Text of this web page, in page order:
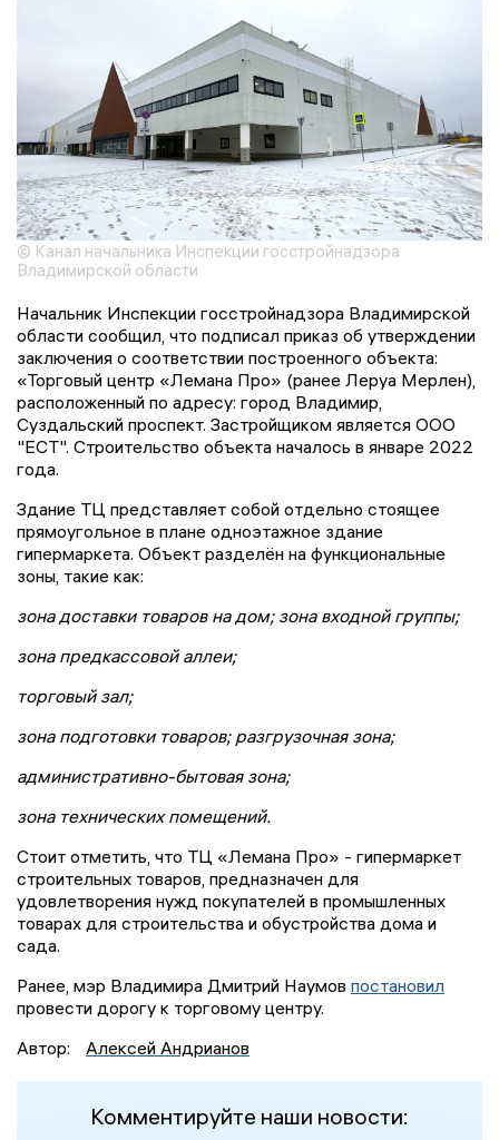
© Канал начальника Инспекции госстройнадзора
Владимирской области
Начальник Инспекции госстройнадзора Владимирской
области сообщил, что подписал приказ об утверждении
заключения о соответствии построенного объекта:
«Торговый центр «Лемана Про» (ранее Леруа Мерлен),
расположенный по адресу: город Владимир,
Суздальский проспект. Застройщиком является ООО
"ЕСТ". Строительство объекта началось в январе 2022
года.
Здание ТЦ представляет собой отдельно стоящее
прямоугольное в плане одноэтажное здание
гипермаркета. Объект разделён на функциональные
зоны, такие как:
зона доставки товаров на дом; зона входной группы;
зона предкассовой аллеи;
торговый зал;
зона подготовки товаров; разгрузочная зона;
административно-бытовая зона;
зона технических помещений.
Стоит отметить, что ТЦ «Лемана Про» - гипермаркет
строительных товаров, предназначен для
удовлетворения нужд покупателей в промышленных
товарах для строительства и обустройства дома и
сада.
Ранее, мэр Владимира Дмитрий Наумов постановил
провести дорогу к торговому центру.
Автор:
Алексей Андрианов
Комментируйте наши новости: